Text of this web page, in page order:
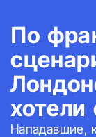
По
хотели
Нападавшие,